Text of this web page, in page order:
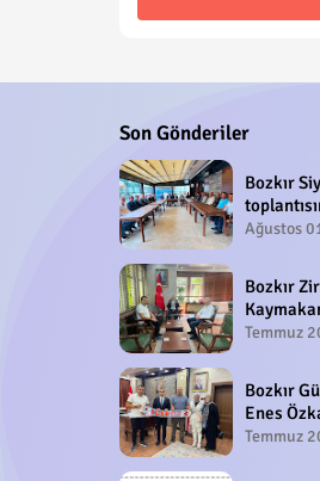
Son Gönderiler
Bozkır
Ağustos
Bozkır
etti.
Temmuz
Bozkır
Enes
Temmuz